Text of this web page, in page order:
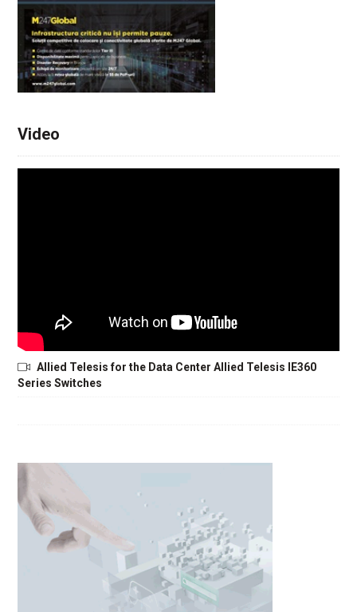
Video
Allied Telesis for the Data Center Allied Telesis IE360
Series Switches